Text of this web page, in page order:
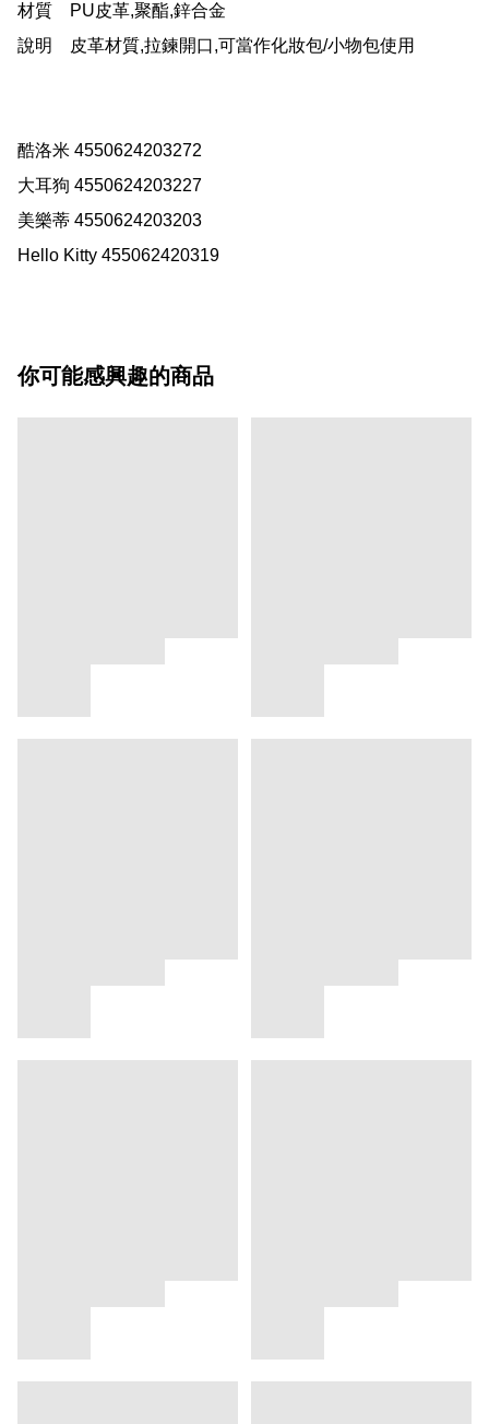
材質	PU皮革,聚酯,鋅合金
說明	皮革材質,拉鍊開口,可當作化妝包/小物包使用
酷洛米 4550624203272
大耳狗 4550624203227
美樂蒂 4550624203203
Hello Kitty 455062420319
你可能感興趣的商品